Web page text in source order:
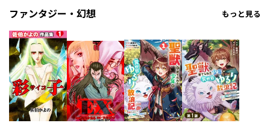
ファンタジー・幻想 もっと見る